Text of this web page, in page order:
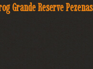
Grande Reserve Pezenas